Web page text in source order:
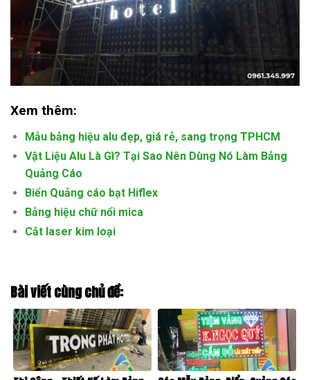
Xem thêm:
Mẫu bảng hiệu alu đẹp, giá rẻ, sang trọng TPHCM
Vật Liệu Alu Là Gì? Tại Sao Nên Dùng Nó Làm Bảng
Quảng Cáo
Biển Quảng cáo bạt Hiflex
Bảng hiệu chữ nổi mica
Cắt laser kim loại
Bài viết cùng chủ đề: